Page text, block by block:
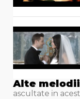
Alte melodii
ascultate in